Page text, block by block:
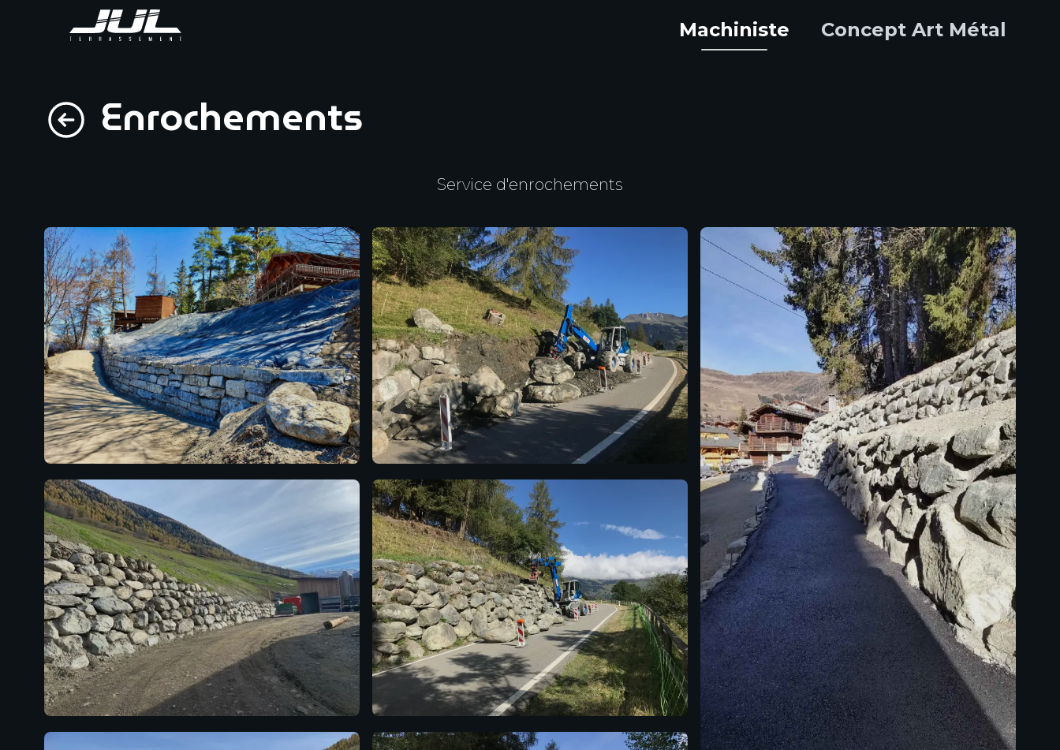
Machiniste Concept Art Métal
Enrochements
Service d'enrochements